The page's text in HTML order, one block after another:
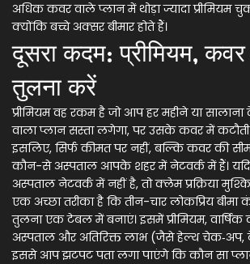
अधिक कवर वाले प्लान में थोड़ा ज्यादा प्रीमियम
क्योंकि बच्चे अक्सर बीमार होते हैं।
दूसरा कदम: प्रीमियम,
तुलना करें
प्रीमियम वह रकम है जो आप हर महीने या सालाना
वाला प्लान सस्ता लगेगा, पर उसके कवर में कटौती
इसलिए, सिर्फ कीमत पर नहीं, बल्कि कवर की
कौन-से अस्पताल आपके शहर में नेटवर्क में हैं।
अस्पताल नेटवर्क में नहीं है, तो क्लेम प्रक्रिया
एक अच्छा तरीका है कि तीन-चार लोकप्रिय
तुलना एक टेबल में बनाएं। इसमें प्रीमियम, वार्षिक
अस्पताल और अतिरिक्त लाभ (जैसे हेल्थ चेक‑अप,
इससे आप झटपट पता लगा पाएंगे कि कौन सा